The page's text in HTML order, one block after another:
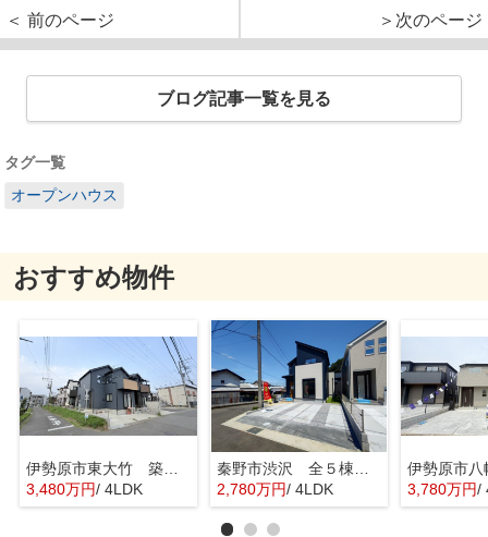
＜ 前のページ ＞次のページ
ブログ記事一覧を見る
タグ一覧
オープンハウス
おすすめ物件
伊勢原市東大竹 築浅中古住宅
3,480万円/ 4LDK
2,780万円/ 4LDK 3,780万円/